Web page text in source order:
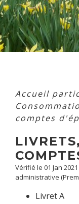
Accueil
comptes
Vérifié le 01 Jan
administrative
Livret A